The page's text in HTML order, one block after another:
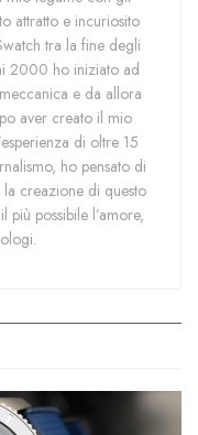
attratto e incuriosito
tra la fine degli
2000 ho iniziato ad
e da allora
aver creato il mio
di oltre 15
ho pensato di
creazione di questo
più possibile l’amore,